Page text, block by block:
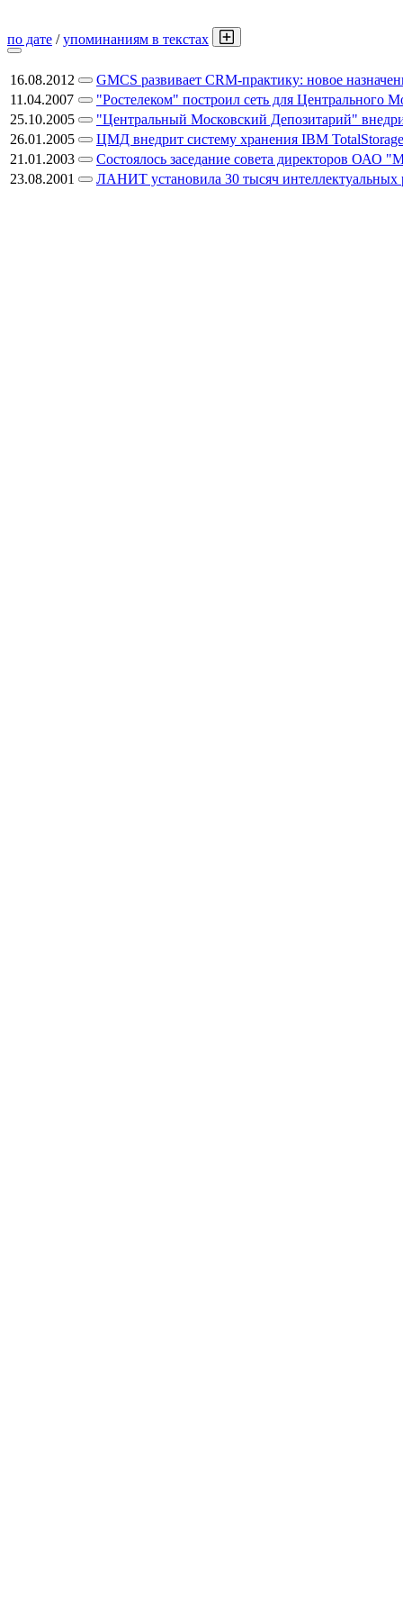
по дате /упоминаниям в текстах
16.08.2012
GMCS развивает CRM-практику: новое
11.04.2007
"Ростелеком" построил сеть для Центрального
25.10.2005
"Центральный Московский Депозитарий"
26.01.2005
ЦМД внедрит систему хранения IBM
21.01.2003
Состоялось заседание совета директоров ОАО
23.08.2001
ЛАНИТ установила 30 тысяч интеллектуальных